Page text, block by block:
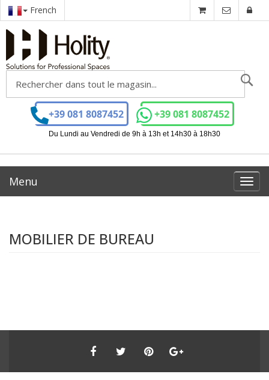
French
+39 081 8087452 +39 081 8087452
Du Lundi au Vendredi de 9h à 13h et 14h30 à 18h30
Menu
MOBILIER DE BUREAU